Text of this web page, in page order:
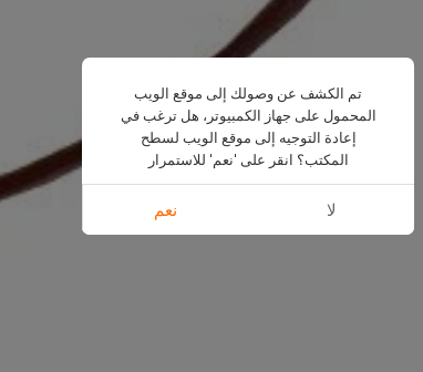
تم الكشف عن وصولك إلى موقع الويب
المحمول على جهاز الكمبيوتر، هل ترغب في
إعادة التوجيه إلى موقع الويب لسطح
المكتب؟ انقر على 'نعم' للاستمرار
لا نعم